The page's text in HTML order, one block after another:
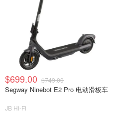
$699.00 $749.00
Segway Ninebot E2 Pro 电动滑板车
JB Hi-Fi